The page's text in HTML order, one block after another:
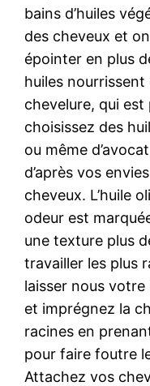
bains d’huiles
des cheveux et
épointer en plus
huiles
chevelure, qui est
choisissez des
ou même
d’après vos
cheveux. L’huile
odeur est
une texture plus
travailler les plus
laisser nous votre
et imprégnez la
racines en
pour faire foutre
Attachez vos